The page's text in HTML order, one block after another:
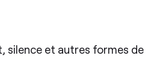
silence et autres formes de